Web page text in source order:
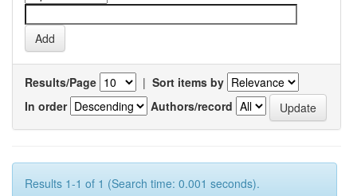
Results/Page | Sort items by
In order
Authors/record
Results 1-1 of 1 (Search time: 0.001 seconds).